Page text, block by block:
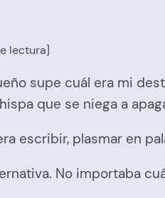
lectura]
supe cuál era mi
que se niega a
escribir, plasmar en
No importaba